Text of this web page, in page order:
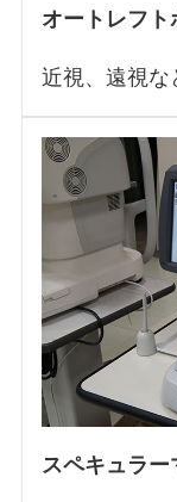
オートレフト
近視、遠視な
スペキュラ